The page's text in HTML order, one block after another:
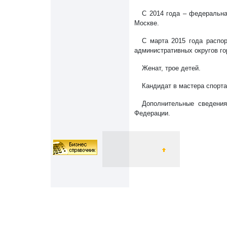
С 2014 года –
Москве.
С марта 2015 года
административных округов
Женат, трое детей.
Кандидат в мастера
Дополнительные
Федерации.